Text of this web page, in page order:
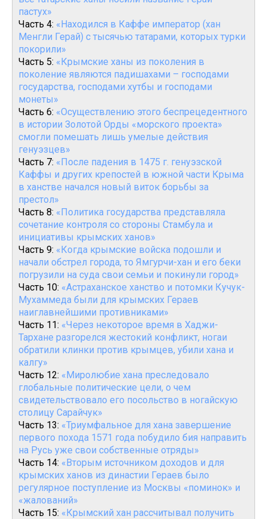
пастух»
Часть 4: «Находился в Каффе император (хан
Менгли Герай) с тысячью татарами, которых турки
покорили»
Часть 5: «Крымские ханы из поколения в
поколение являются падишахами – господами
государства, господами хутбы и господами
монеты»
Часть 6: «Осуществлению этого беспрецедентного
в истории Золотой Орды «морского проекта»
смогли помешать лишь умелые действия
генуэзцев»
Часть 7: «После падения в 1475 г. генуэзской
Каффы и других крепостей в южной части Крыма
в ханстве начался новый виток борьбы за
престол»
Часть 8: «Политика государства представляла
сочетание контроля со стороны Стамбула и
инициативы крымских ханов»
Часть 9: «Когда крымские войска подошли и
начали обстрел города, то Ямгурчи-хан и его беки
погрузили на суда свои семьи и покинули город»
Часть 10: «Астраханское ханство и потомки Кучук-
Мухаммеда были для крымских Гераев
наиглавнейшими противниками»
Часть 11: «Через некоторое время в Хаджи-
Тархане разгорелся жестокий конфликт, ногаи
обратили клинки против крымцев, убили хана и
калгу»
Часть 12: «Миролюбие хана преследовало
глобальные политические цели, о чем
свидетельствовало его посольство в ногайскую
столицу Сарайчук»
Часть 13: «Триумфальное для хана завершение
первого похода 1571 года побудило бия направить
на Русь уже свои собственные отряды»
Часть 14: «Вторым источником доходов и для
крымских ханов из династии Гераев было
регулярное поступление из Москвы «поминок» и
«жалований»
Часть 15: «Крымский хан рассчитывал получить